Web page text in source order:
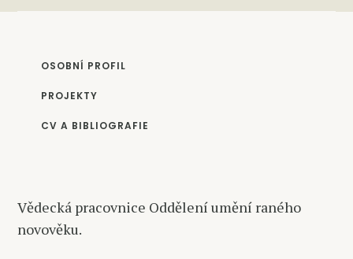
OSOBNÍ PROFIL
PROJEKTY
CV A BIBLIOGRAFIE
Vědecká pracovnice Oddělení umění raného
novověku.